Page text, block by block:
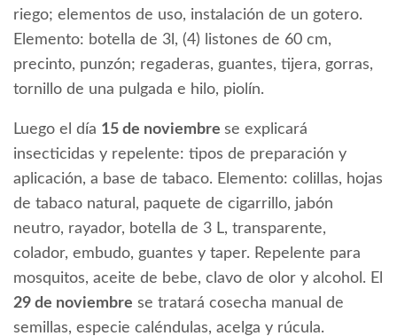
riego; elementos de uso, instalación de un gotero.
Elemento: botella de 3l, (4) listones de 60 cm,
precinto, punzón; regaderas, guantes, tijera, gorras,
tornillo de una pulgada e hilo, piolín.
Luego el día 15 de noviembre se explicará
insecticidas y repelente: tipos de preparación y
aplicación, a base de tabaco. Elemento: colillas, hojas
de tabaco natural, paquete de cigarrillo, jabón
neutro, rayador, botella de 3 L, transparente,
colador, embudo, guantes y taper. Repelente para
mosquitos, aceite de bebe, clavo de olor y alcohol. El
29 de noviembre se tratará cosecha manual de
semillas, especie caléndulas, acelga y rúcula.